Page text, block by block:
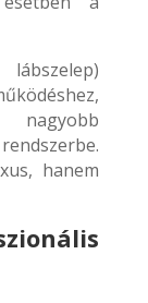
nagyobb
hanem